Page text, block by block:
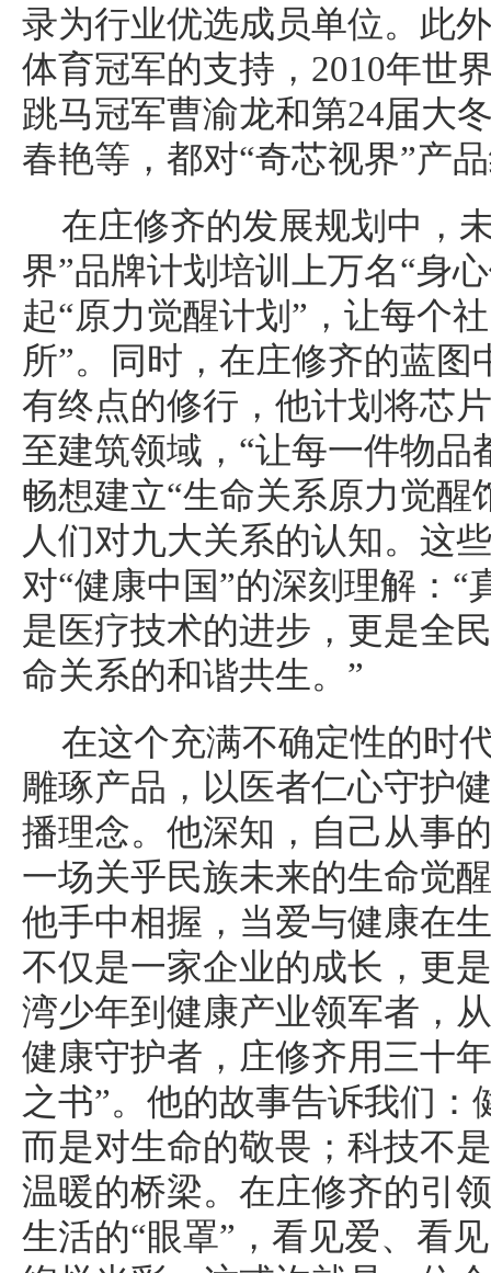
录为行业优选成员单位。此
体育冠军的支持，2010年世
跳马冠军曹渝龙和第24届大
春艳等，都对“奇芯视界”产
在庄修齐的发展规划中，
界”品牌计划培训上万名“身
起“原力觉醒计划”，让每个
所”。同时，在庄修齐的蓝
有终点的修行，他计划将芯
至建筑领域，“让每一件物品
畅想建立“生命关系原力觉醒
人们对九大关系的认知。这
对“健康中国”的深刻理解：“
是医疗技术的进步，更是全
命关系的和谐共生。”
在这个充满不确定性的时
雕琢产品，以医者仁心守护
播理念。他深知，自己从事
一场关乎民族未来的生命觉
他手中相握，当爱与健康在
不仅是一家企业的成长，更
湾少年到健康产业领军者，
健康守护者，庄修齐用三十
之书”。他的故事告诉我们
而是对生命的敬畏；科技不
温暖的桥梁。在庄修齐的引
生活的“眼罩”，看见爱、看